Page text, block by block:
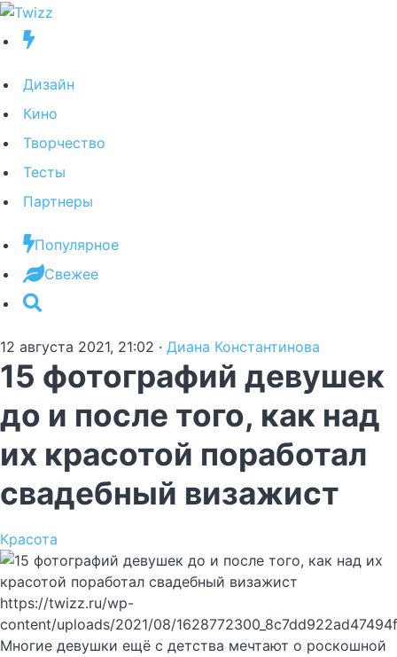
Дизайн
Кино
Творчество
Тесты
Партнеры
Популярное
Свежее
12 августа 2021, 21:02 · Диана Константинова
15 фотографий девушек
до и после того, как над
их красотой поработал
свадебный визажист
Красота
https://twizz.ru/wp-
content/uploads/2021/08/
Многие девушки ещё с детства мечтают о роскошной